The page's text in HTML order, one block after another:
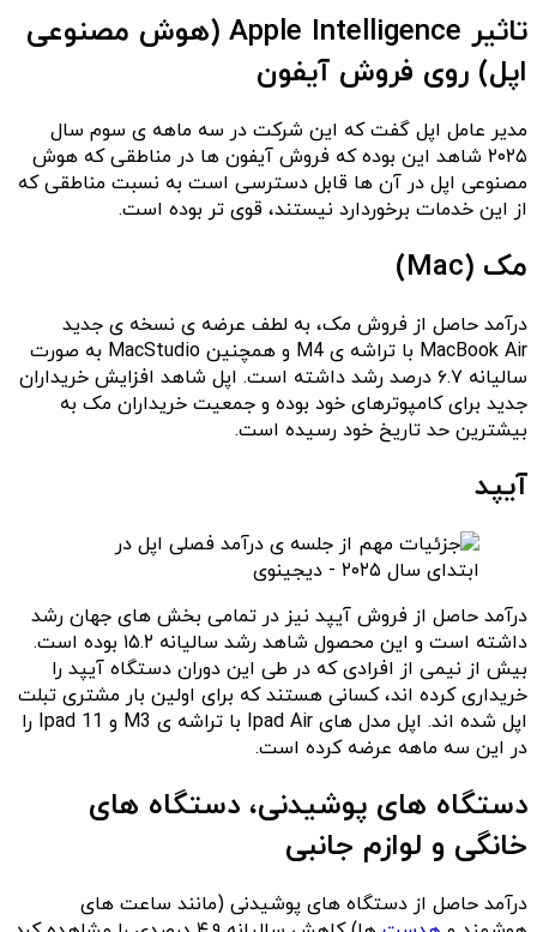
تاثیر Apple Intelligence (هوش مصنوعی
اپل) روی فروش آیفون
مدیر عامل اپل گفت که این شرکت در سه ماهه ی سوم سال
۲۰۲۵ شاهد این بوده که فروش آیفون ها در مناطقی که هوش
مصنوعی اپل در آن ها قابل دسترسی است به نسبت مناطقی که
از این خدمات برخوردارد نیستند، قوی تر بوده است.
مک (Mac)
درآمد حاصل از فروش مک، به لطف عرضه ی نسخه ی جدید
MacBook Air با تراشه ی M4 و همچنین MacStudio به صورت
سالیانه ۶.۷ درصد رشد داشته است. اپل شاهد افزایش خریداران
جدید برای کامپوترهای خود بوده و جمعیت خریداران مک به
بیشترین حد تاریخ خود رسیده است.
آیپد
درآمد حاصل از فروش آیپد نیز در تمامی بخش های جهان رشد
داشته است و این محصول شاهد رشد سالیانه ۱۵.۲ بوده است.
بیش از نیمی از افرادی که در طی این دوران دستگاه آیپد را
خریداری کرده اند، کسانی هستند که برای اولین بار مشتری تبلت
اپل شده اند. اپل مدل های Ipad Air با تراشه ی M3 و Ipad 11 را
در این سه ماهه عرضه کرده است.
دستگاه های پوشیدنی، دستگاه های
خانگی و لوازم جانبی
درآمد حاصل از دستگاه های پوشیدنی (مانند ساعت های